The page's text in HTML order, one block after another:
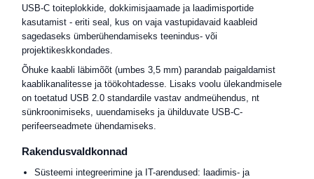
USB-C toiteplokkide, dokkimisjaamade ja laadimisportide
kasutamist - eriti seal, kus on vaja vastupidavaid kaableid
sagedaseks ümberühendamiseks teenindus- või
projektikeskkondades.
Õhuke kaabli läbimõõt (umbes 3,5 mm) parandab paigaldamist
kaablikanalitesse ja töökohtadesse. Lisaks voolu ülekandmisele
on toetatud USB 2.0 standardile vastav andmeühendus, nt
sünkroonimiseks, uuendamiseks ja ühilduvate USB-C-
perifeerseadmete ühendamiseks.
Rakendusvaldkonnad
Süsteemi integreerimine ja IT-arendused: laadimis- ja